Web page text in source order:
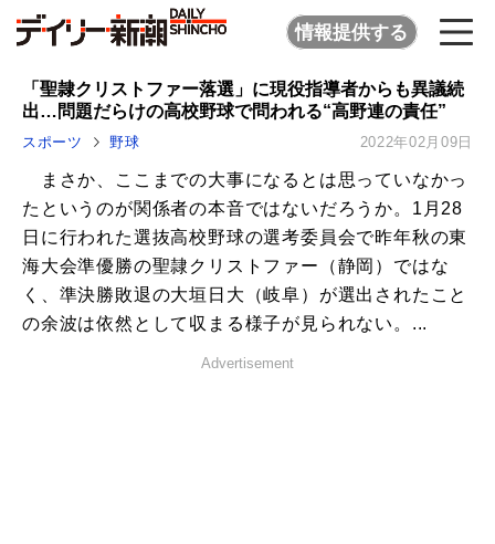
情報提供する
「聖隷クリストファー落選」に現役指導者からも異議続
出…問題だらけの高校野球で問われる“高野連の責任”
スポーツ 野球 2022年02月09日
まさか、ここまでの大事になるとは思っていなかっ
たというのが関係者の本音ではないだろうか。1月28
日に行われた選抜高校野球の選考委員会で昨年秋の東
海大会準優勝の聖隷クリストファー（静岡）ではな
く、準決勝敗退の大垣日大（岐阜）が選出されたこと
の余波は依然として収まる様子が見られない。...
Advertisement